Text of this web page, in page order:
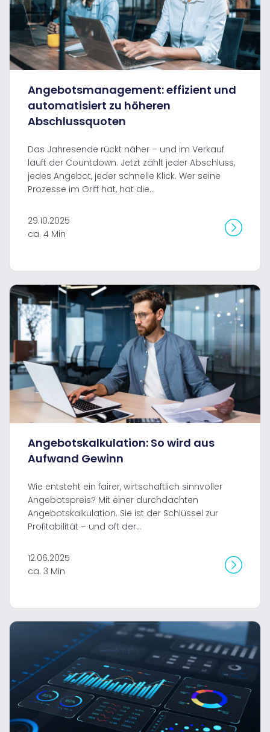
Angebotsmanagement: effizient und
automatisiert zu höheren
Abschlussquoten
Das Jahresende rückt näher – und im Verkauf
läuft der Countdown. Jetzt zählt jeder Abschluss,
jedes Angebot, jeder schnelle Klick. Wer seine
Prozesse im Griff hat, hat die...
29.10.2025
ca. 4 Min
Angebotskalkulation: So wird aus
Aufwand Gewinn
Wie entsteht ein fairer, wirtschaftlich sinnvoller
Angebotspreis? Mit einer durchdachten
Angebotskalkulation. Sie ist der Schlüssel zur
Profitabilität – und oft der...
12.06.2025
ca. 3 Min